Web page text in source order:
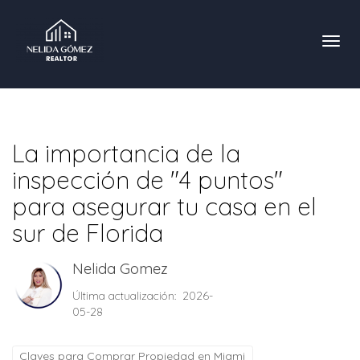
La importancia de la
inspección de "4 puntos"
para asegurar tu casa en el
sur de Florida
Nelida Gomez
Última actualización: 2026-
05-28
Claves para Comprar Propiedad en Miami